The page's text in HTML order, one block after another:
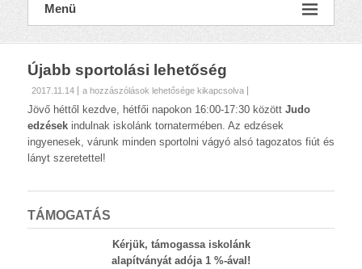
Menü
Újabb sportolási lehetőség
2017.11.14
Újabb
sportolási
lehetőség
bejegyzéshez
a hozzászólások lehetősége kikapcsolva
Jövő héttől kezdve, hétfői napokon 16:00-17:30 között Judo
edzések indulnak iskolánk tornatermében. Az edzések
ingyenesek, várunk minden sportolni vágyó alsó tagozatos fiút és
lányt szeretettel!
TÁMOGATÁS
Kérjük, támogassa iskolánk
alapítványát adója 1 %-ával!